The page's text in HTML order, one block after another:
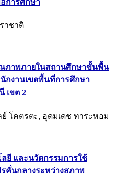
าชาติ
ภาพภายในสถานศึกษาขั้นพื้น
กงานเขตพื้นที่การศึกษา
เขต 2
โคตรตะ, อุดมเดช ทาระหอม
ยี และนวัตกรรมการใช้
คั่นกลางระหว่างสภาพ